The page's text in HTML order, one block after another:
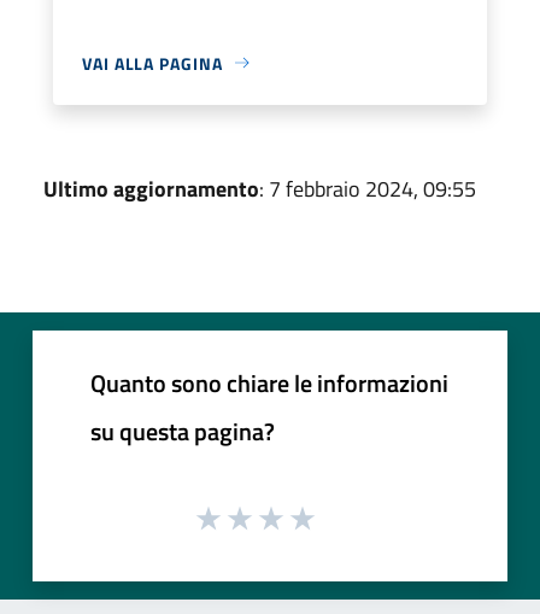
VAI ALLA PAGINA
Ultimo aggiornamento: 7 febbraio 2024, 09:55
Quanto sono chiare le informazioni
su questa pagina?